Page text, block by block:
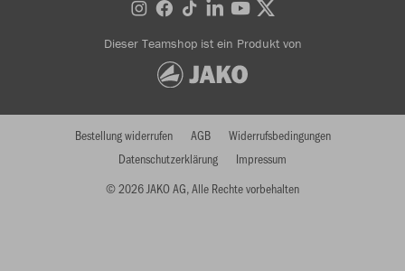
Dieser Teamshop ist ein Produkt von
© 2026 JAKO AG, Alle Rechte vorbehalten
Bestellung widerrufen AGB
Widerrufsbedingungen
Datenschutzerklärung
Impressum